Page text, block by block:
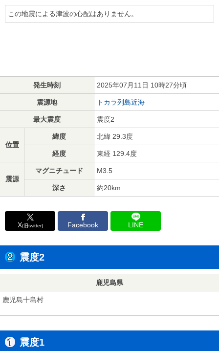
この地震による津波の心配はありません。
発生時刻 2025年07月11日 10時27分頃
震源地 トカラ列島近海
最大震度 震度2
位置
緯度 北緯 29.3度
経度 東経 129.4度
震源
マグニチュード M3.5
深さ 約20km
X(旧twitter) Facebook LINE
震度2
鹿児島県
鹿児島十島村
震度1